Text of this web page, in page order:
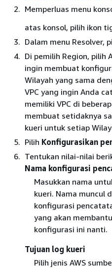
Memperluas menu
atas konsol, pilih ikon
Dalam menu Resolver,
Di pemilih Region, pilih
ingin membuat
Wilayah yang sama
VPC yang ingin Anda
memiliki VPC di
membuat setidaknya
kueri untuk setiap
Pilih Konfigurasikan
Tentukan nilai-nilai
Nama konfigurasi
Masukkan nama
kueri. Nama muncul
konfigurasi
yang akan
konfigurasi ini nanti.
Tujuan log kueri
Pilih jenis AWS